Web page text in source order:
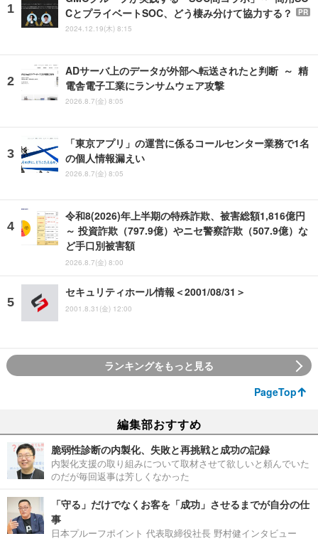
CとプライベートSOC、どう棲み分けて協力する？
PR
2024.12.19(木) 8:15
ADサーバ上のデータが外部へ転送されたと判断 ～ 精
電舎電子工業にランサムウェア攻撃
2026.8.7(金) 8:05
「東京アプリ」の運営に係るコールセンター業務で1名
の個人情報漏えい
2026.8.7(金) 8:05
令和8(2026)年上半期の特殊詐欺、被害総額1,816億円
～ 投資詐欺（797.9億）やニセ警察詐欺（507.9億）な
ど手口別被害額
2026.8.7(金) 8:00
セキュリティホール情報＜2001/08/31＞
2001.8.31(金) 12:00
ランキングをもっと見る
PageTop
編集部おすすめ
脆弱性診断の内製化、失敗と再挑戦と成功の記録
内製化支援の取り組みについて取材させて欲しいと頼んでいた
のだが毎回返事は芳しくなかった
「守る」だけでなくお客を「成功」させるまでが自分の仕
事
日本プルーフポイント 代表取締役社長 野村健インタビュー